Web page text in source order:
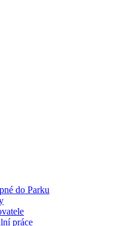
do Parku
práce